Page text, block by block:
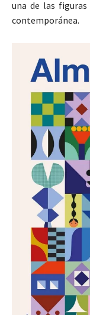
una de las
contemporánea.